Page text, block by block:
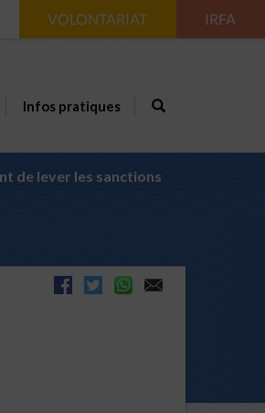
VOLONTARIAT IRFA
Infos pratiques
de lever les sanctions